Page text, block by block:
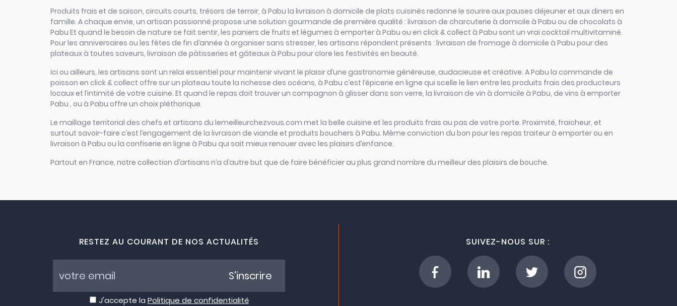
Produits frais et de saison, circuits courts, trésors de terroir, à Pabu la livraison à domicile de plats cuisinés redonne le sourire aux pauses déjeuner et aux diners en
famille. A chaque envie, un artisan passionné propose une solution gourmande de première qualité : livraison de charcuterie à domicile à Pabu ou de chocolats à
Pabu Et quand le besoin de nature se fait sentir, les paniers de fruits et légumes à emporter à Pabu ou en click & collect à Pabu sont un vrai cocktail multivitaminé.
Pour les anniversaires ou les fêtes de fin d’année à organiser sans stresser, les artisans répondent présents : livraison de fromage à domicile à Pabu pour des
plateaux à toutes saveurs, livraison de pâtisseries et gâteaux à Pabu pour clore les festivités en beauté.
Ici ou ailleurs, les artisans sont un relai essentiel pour maintenir vivant le plaisir d’une gastronomie généreuse, audacieuse et créative. A Pabu la commande de
poisson en click & collect offre sur un plateau toute la richesse des océans, à Pabu c’est l’épicerie en ligne qui scelle le lien entre les produits frais des producteurs
locaux et l’intimité de votre cuisine. Et quand le repas doit trouver un compagnon à glisser dans son verre, la livraison de vin à domicile à Pabu, de vins à emporter
Pabu , ou à Pabu offre un choix pléthorique.
Le maillage territorial des chefs et artisans du lemeilleurchezvous.com met la belle cuisine et les produits frais au pas de votre porte. Proximité, fraicheur, et
surtout savoir-faire c’est l’engagement de la livraison de viande et produits bouchers à Pabu. Même conviction du bon pour les repas traiteur à emporter ou en
livraison à Pabu ou la confiserie en ligne à Pabu qui sait mieux renouer avec les plaisirs d’enfance.
Partout en France, notre collection d’artisans n’a d’autre but que de faire bénéficier au plus grand nombre du meilleur des plaisirs de bouche.
RESTEZ AU COURANT DE NOS ACTUALITÉS
J'accepte la Politique de confidentialité
S'inscrire
SUIVEZ-NOUS SUR :